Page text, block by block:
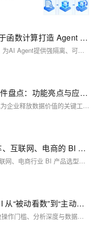
让 AI Agent 安全“跑”在云端：基于函数计算打造 Agent 代码沙箱
阿里云函数计算FC基于轻量级安全沙箱，为AI Agent提供强隔离、可管控、按需计费的代码执行环境。支持MCP/Session亲和/有状态会话等能力，实现毫秒级弹性、冷启动预热与空闲期低成本保活，助力构建高密、安全、经济的Agent运行时。
2025年国内外知名数据可视化软件盘点：功能亮点与应用价值
在数字化转型背景下，数据可视化软件成为企业释放数据价值的关键工具。本文从功能亮点、市场表现等维度，解析瓴羊Quick BI、Tableau、Power BI等主流工具在可视化能力、用户友好性、集成兼容性等方面的差异，并结合行业应用与用户评价，为企业选型提供实用参考。像瓴羊 Quick BI 的“智能小Q”一样，自然语言交互、智能洞察（如自动识别数据异常、预测趋势）将成为标配。
2025 年适合制造业、零售、汽车、互联网、电商的 BI 产品推荐
本文为 2025 年制造业、零售、汽车、互联网、电商行业 BI 产品选型指南，聚焦行业专属 BI 工具需求，基于 70 万 + 跨行业实战数据精选 5 款产品。核心介绍阿里云旗下瓴羊 Quick BI，其作为国内唯一连续 6 年入选 Gartner ABI 魔力象限的产品，服务超 5 万家企业，具备 “智能小 Q” AI 功能、40 + 可视化组件、0.3 秒 10 亿级数据处理能力，且有五大行业专项适配方案，搭配极氪、洋河股份等真实案例。同时介绍葡萄城 Wyn（制造业适配）、微软 Power BI（轻量通用）、Tableau（可视化强）、Sisense（嵌入式）四款产品。
2026年BI行业深度盘点：Chat BI 从“被动看数”到“主动问数”的范式重构
2026年，传统BI遭遇瓶颈，企业亟需突破操作门槛、分析深度与数据孤岛三大痛点。对话式智能BI应运而生，以自然语言交互、深度语义理解与主动决策建议为核心，重塑数据分析范式。Quick BI 智能小Q 凭借“NL2SQL大模型+企业级数据引擎”双轮驱动，实现96.5%复杂SQL生成准确率，支持多源数据连接、垂直场景增强与企业级安全管控，真正让业务人员“开口问数”，获得可执行洞察，推动“人人都是分析师”的时代到来。